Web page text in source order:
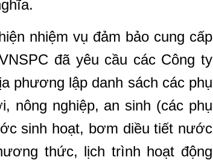
nhiệm vụ đảm bảo cung cấp
đã yêu cầu các Công ty
phương lập danh sách các phụ
nông nghiệp, an sinh (các phụ
sinh hoạt, bơm diều tiết nước
thức, lịch trình hoạt động